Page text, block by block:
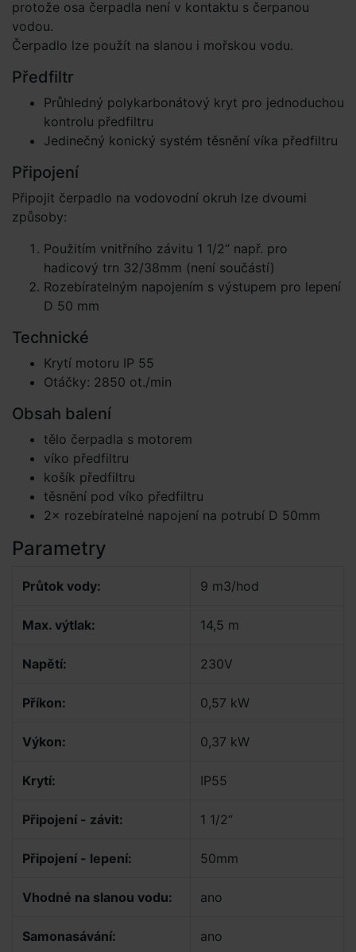
protože osa čerpadla není v kontaktu s čerpanou
vodou.
Čerpadlo lze použít na slanou i mořskou vodu.
Předfiltr
Průhledný polykarbonátový kryt pro jednoduchou
kontrolu předfiltru
Jedinečný konický systém těsnění víka předfiltru
Připojení
Připojit čerpadlo na vodovodní okruh lze dvoumi
způsoby:
Použitím vnitřního závitu 1 1/2“ např. pro
hadicový trn 32/38mm (není součástí)
Rozebíratelným napojením s výstupem pro lepení
D 50 mm
Technické
Krytí motoru IP 55
Otáčky: 2850 ot./min
Obsah balení
tělo čerpadla s motorem
víko předfiltru
košík předfiltru
těsnění pod víko předfiltru
2× rozebíratelné napojení na potrubí D 50mm
Parametry
Průtok vody: 9 m3/hod
Max. výtlak: 14,5 m
Napětí: 230V
Příkon: 0,57 kW
Výkon: 0,37 kW
Krytí: IP55
Připojení - závit: 1 1/2“
Připojení - lepení: 50mm
Vhodné na slanou vodu: ano
Samonasávání: ano